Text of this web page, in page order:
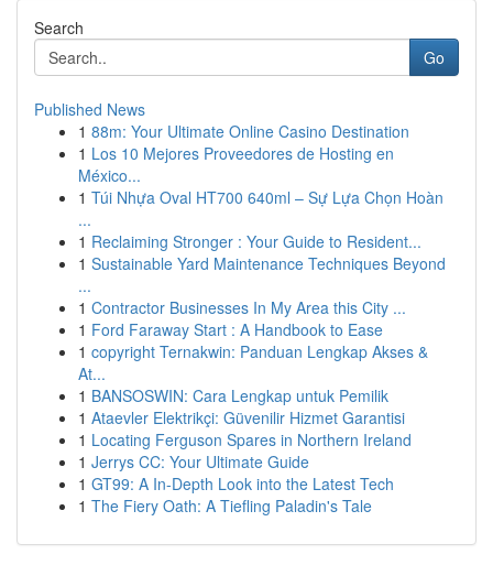
Search
Go
Published News
1 88m: Your Ultimate Online Casino Destination
1 Los 10 Mejores Proveedores de Hosting en
México...
1 Túi Nhựa Oval HT700 640ml – Sự Lựa Chọn Hoàn
...
1 Reclaiming Stronger : Your Guide to Resident...
1 Sustainable Yard Maintenance Techniques Beyond
...
1 Contractor Businesses In My Area this City ...
1 Ford Faraway Start : A Handbook to Ease
1 copyright Ternakwin: Panduan Lengkap Akses &
At...
1 BANSOSWIN: Cara Lengkap untuk Pemilik
1 Ataevler Elektrikçi: Güvenilir Hizmet Garantisi
1 Locating Ferguson Spares in Northern Ireland
1 Jerrys CC: Your Ultimate Guide
1 GT99: A In-Depth Look into the Latest Tech
1 The Fiery Oath: A Tiefling Paladin's Tale